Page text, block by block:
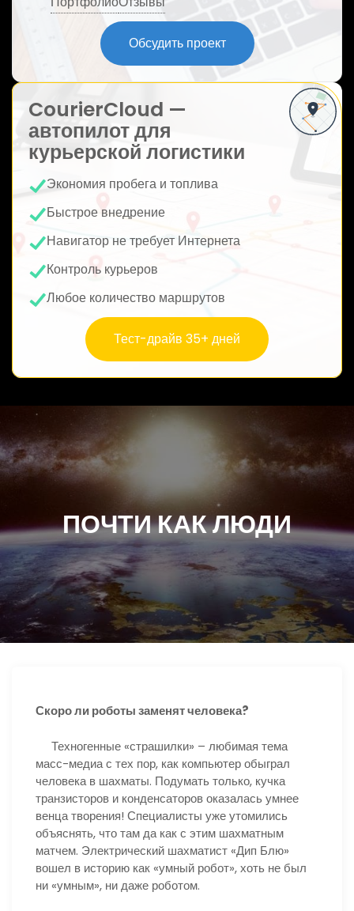
Обсудить проект
CourierCloud —
автопилот для
курьерской логистики
Экономия пробега и топлива
Быстрое внедрение
Навигатор не требует Интернета
Контроль курьеров
Любое количество маршрутов
Тест-драйв 35+ дней
ПОЧТИ КАК ЛЮДИ
Скоро ли роботы заменят человека?
Техногенные «страшилки» – любимая тема
масс-медиа с тех пор, как компьютер обыграл
человека в шахматы. Подумать только, кучка
транзисторов и конденсаторов оказалась умнее
венца творения! Специалисты уже утомились
объяснять, что там да как с этим шахматным
матчем. Электрический шахматист «Дип Блю»
вошел в историю как «умный робот», хоть не был
ни «умным», ни даже роботом.